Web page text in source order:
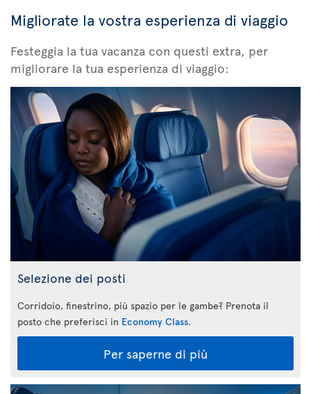
Migliorate la vostra esperienza di viaggio
Festeggia la tua vacanza con questi extra, per
migliorare la tua esperienza di viaggio:
Selezione dei posti
Corridoio, finestrino, più spazio per le gambe? Prenota il
posto che preferisci in Economy Class.
Per saperne di più